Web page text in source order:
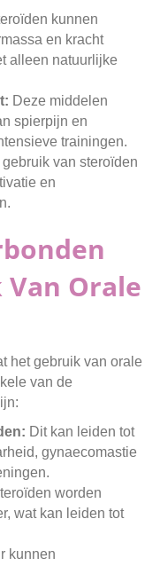
kunnen
en kracht
alleen natuurlijke
Deze middelen
spierpijn en
trainingen.
gebruik van steroïden
en
Orale
het gebruik van orale
van de
Dit kan leiden tot
gynaecomastie
worden
wat kan leiden tot
kunnen